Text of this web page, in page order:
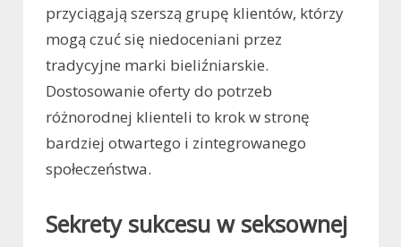
przyciągają szerszą grupę klientów, którzy
mogą czuć się niedoceniani przez
tradycyjne marki bieliźniarskie.
Dostosowanie oferty do potrzeb
różnorodnej klienteli to krok w stronę
bardziej otwartego i zintegrowanego
społeczeństwa.
Sekrety sukcesu w seksownej